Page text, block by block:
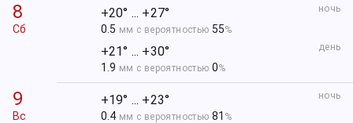
8
Сб
ночь
+20° ... +27°
0.5 мм с вероятностью 55%
день
+21° ... +30°
1.9 мм с вероятностью0%
9
Вс
ночь
+19° ... +23°
0.4 мм с вероятностью81 %